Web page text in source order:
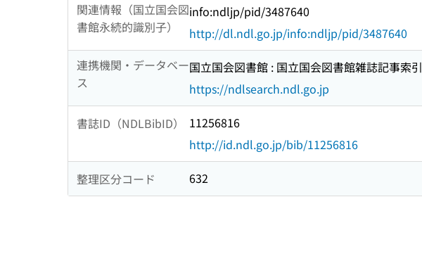
関連情報（国立国会図
書館永続的識別子）
info:ndljp/pid/3487640
http://dl.ndl.go.jp/info:ndljp/pid/3487640
連携機関・データベー
ス
国立国会図書館 : 国立国会図書館雑誌記事索引
https://ndlsearch.ndl.go.jp
書誌ID（NDLBibID）
11256816
http://id.ndl.go.jp/bib/11256816
整理区分コード 632